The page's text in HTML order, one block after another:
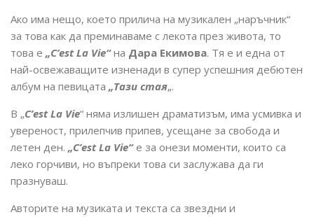
Ако има нещо, което прилича на музикален „наръчник“
за това как да преминаваме с лекота през живота, то
това е „C’est La Vie“на Дара Екимова. Тя е и една от
най-освежаващите изненади в супер успешния дебютен
албум на певицата „Тази стая„.
В „C’est La Vie“ няма излишен драматизъм, има усмивка и
увереност, прилепчив припев, усещане за свобода и
летен ден. „C’est La Vie“е за онези моменти, които са
леко горчиви, но въпреки това си заслужава да ги
празнуваш.
Авторите на музиката и текста са звездни и